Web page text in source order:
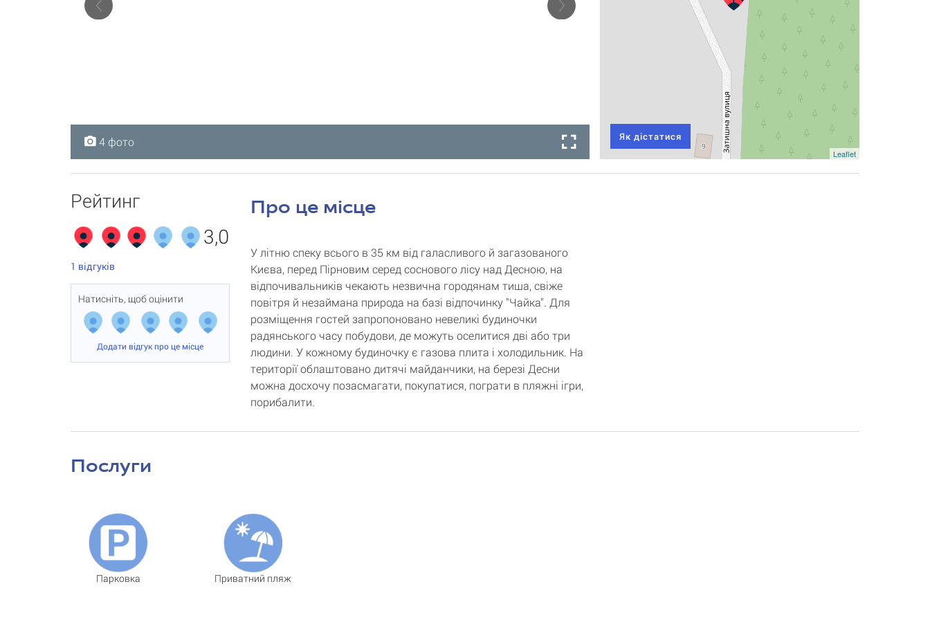
4 фото
4 фото
4 фото
4 фото
Leaflet
Як дістатися
Рейтинг
3,0
1 відгуків
Натисніть, щоб оцінити
Додати відгук про це місце
Про це місце
У літню спеку всього в 35 км від галасливого й загазованого
Києва, перед Пірновим серед соснового лісу над Десною, на
відпочивальників чекають незвична городянам тиша, свіже
повітря й незаймана природа на базі відпочинку "Чайка". Для
розміщення гостей запропоновано невеликі будиночки
радянського часу побудови, де можуть оселитися дві або три
людини. У кожному будиночку є газова плита і холодильник. На
території облаштовано дитячі майданчики, на березі Десни
можна досхочу позасмагати, покупатися, пограти в пляжні ігри,
порибалити.
Послуги
Парковка Приватний пляж